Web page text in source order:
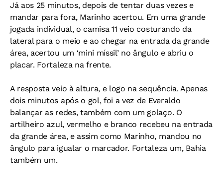
Já aos 25 minutos, depois de tentar duas vezes e
mandar para fora, Marinho acertou. Em uma grande
jogada individual, o camisa 11 veio costurando da
lateral para o meio e ao chegar na entrada da grande
área, acertou um ‘mini míssil’ no ângulo e abriu o
placar. Fortaleza na frente.
A resposta veio à altura, e logo na sequência. Apenas
dois minutos após o gol, foi a vez de Everaldo
balançar as redes, também com um golaço. O
artilheiro azul, vermelho e branco recebeu na entrada
da grande área, e assim como Marinho, mandou no
ângulo para igualar o marcador. Fortaleza um, Bahia
também um.